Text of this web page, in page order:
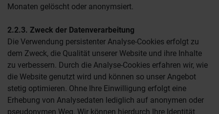
Monaten gelöscht oder anonymsiert.
2.2.3. Zweck der Datenverarbeitung
Die Verwendung persistenter Analyse-Cookies erfolgt zu
dem Zweck, die Qualität unserer Website und ihre Inhalte
zu verbessern. Durch die Analyse-Cookies erfahren wir, wie
die Website genutzt wird und können so unser Angebot
stetig optimieren. Ohne Ihre Einwilligung erfolgt eine
Erhebung von Analysedaten lediglich auf anonymen oder
pseudonymen Weg. Wir können hierdurch Ihre Identität